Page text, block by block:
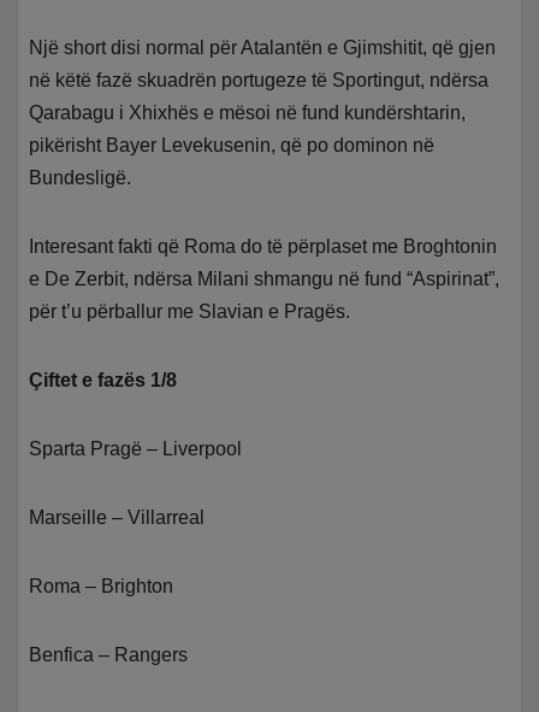
Një short disi normal për Atalantën e Gjimshitit, që gjen
në këtë fazë skuadrën portugeze të Sportingut, ndërsa
Qarabagu i Xhixhës e mësoi në fund kundërshtarin,
pikërisht Bayer Levekusenin, që po dominon në
Bundesligë.
Interesant fakti që Roma do të përplaset me Broghtonin
e De Zerbit, ndërsa Milani shmangu në fund “Aspirinat”,
për t’u përballur me Slavian e Pragës.
Çiftet e fazës 1/8
Sparta Pragë – Liverpool
Marseille – Villarreal
Roma – Brighton
Benfica – Rangers